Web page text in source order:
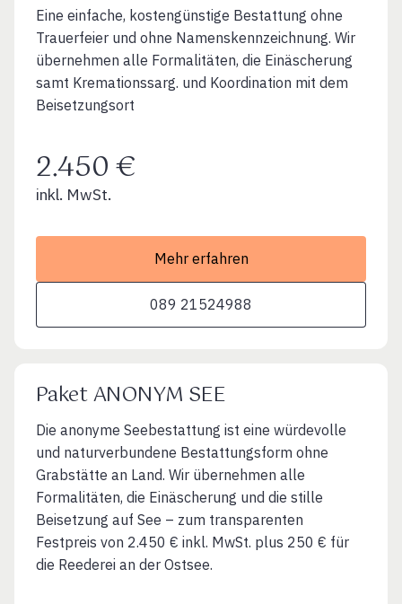
Eine einfache, kostengünstige Bestattung ohne
Trauerfeier und ohne Namenskennzeichnung. Wir
übernehmen alle Formalitäten, die Einäscherung
samt Kremationssarg. und Koordination mit dem
Beisetzungsort
2.450 €
inkl. MwSt.
Mehr erfahren
089 21524988
Paket ANONYM SEE
Die anonyme Seebestattung ist eine würdevolle
und naturverbundene Bestattungsform ohne
Grabstätte an Land. Wir übernehmen alle
Formalitäten, die Einäscherung und die stille
Beisetzung auf See – zum transparenten
Festpreis von 2.450 € inkl. MwSt. plus 250 € für
die Reederei an der Ostsee.